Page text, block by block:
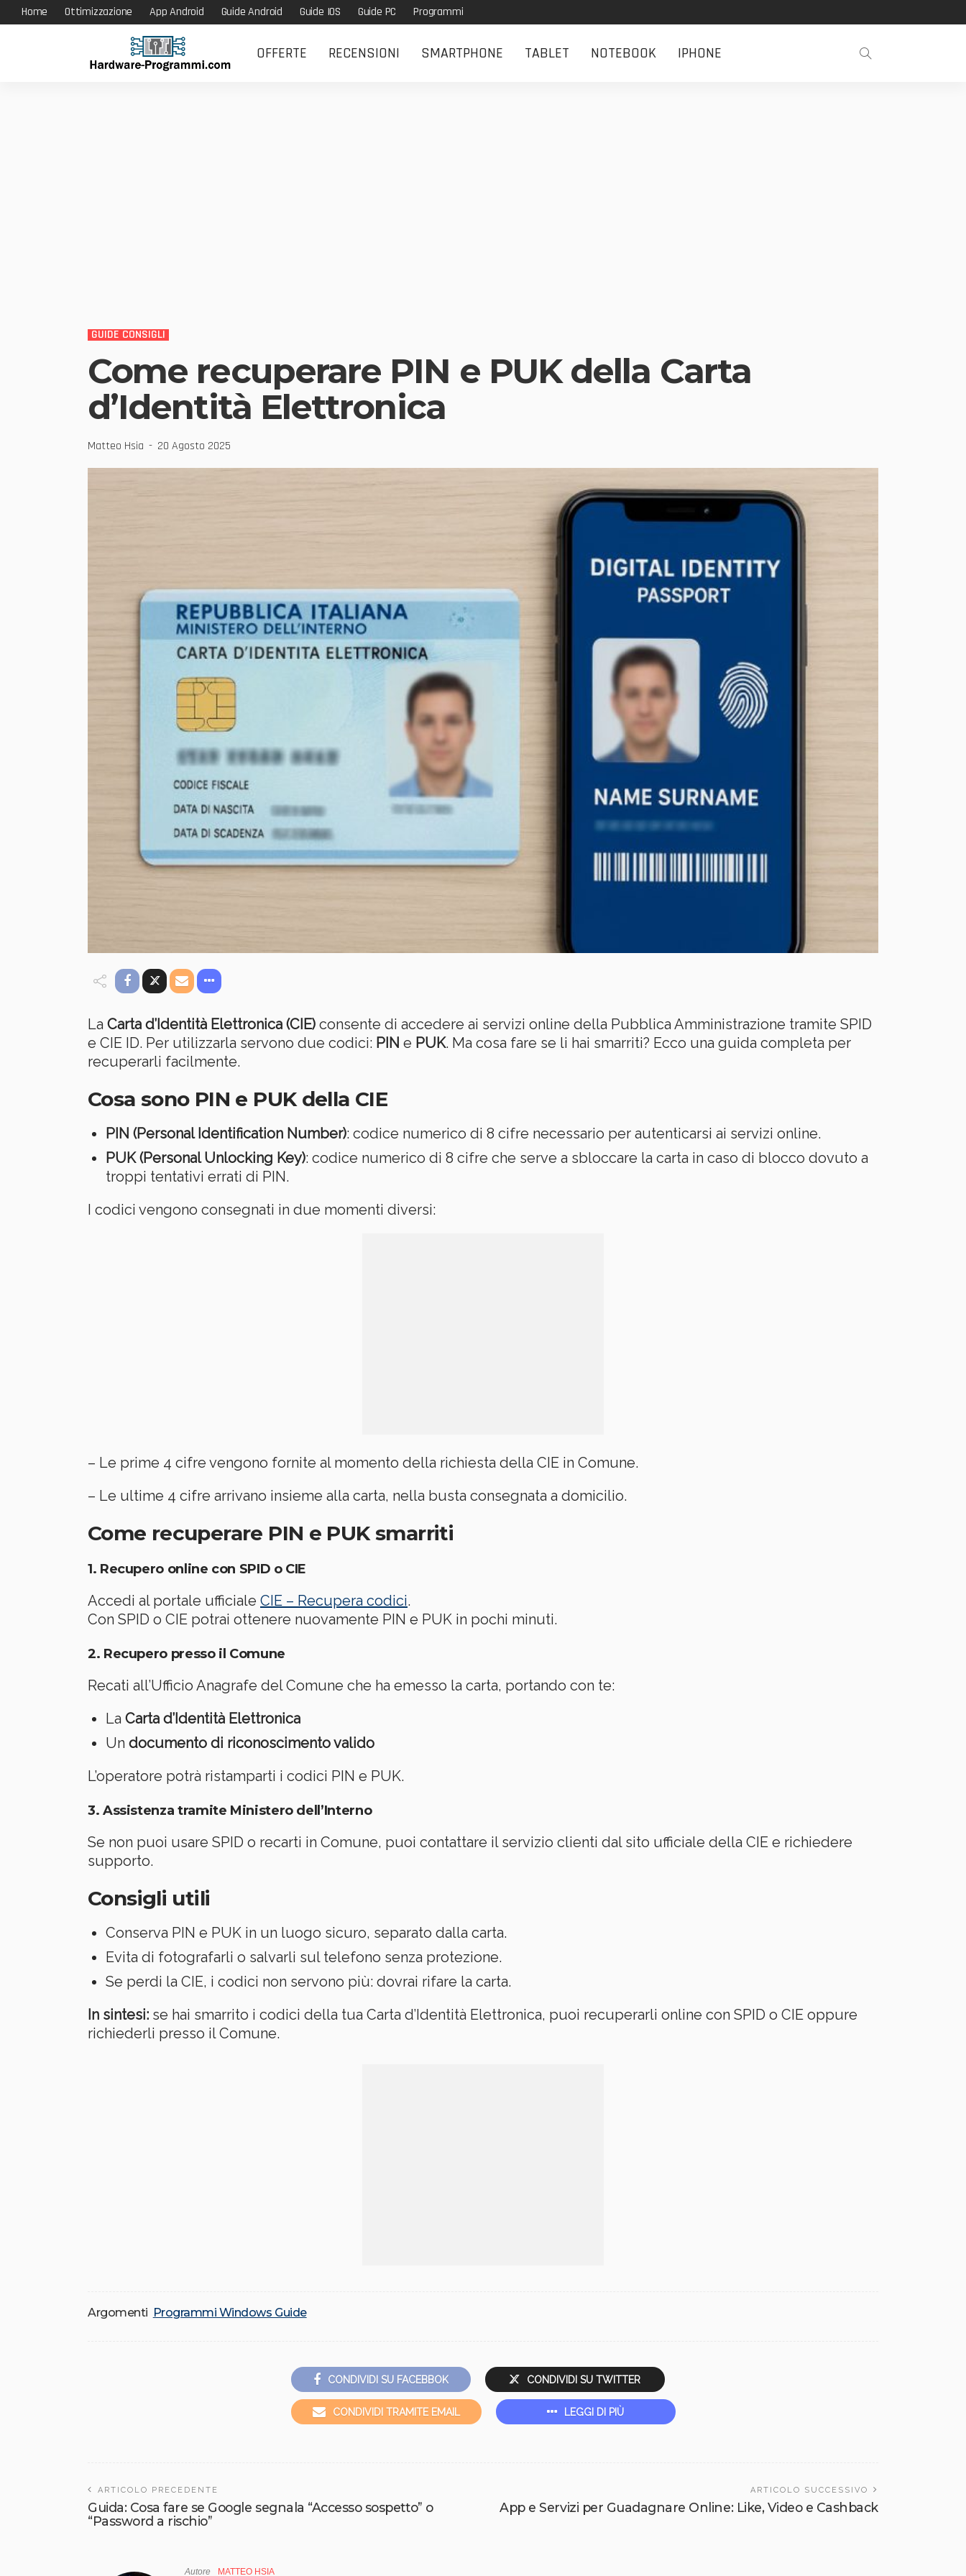
Home Ottimizzazione App Android Guide Android Guide IOS Guide PC Programmi
OFFERTE RECENSIONI SMARTPHONE TABLET NOTEBOOK IPHONE
GUIDE CONSIGLI
Come recuperare PIN e PUK della Carta
d’Identità Elettronica
Matteo Hsia 20 Agosto 2025
La Carta d’Identità Elettronica (CIE) consente di accedere ai servizi online della Pubblica Amministrazione tramite SPID
e CIE ID. Per utilizzarla servono due codici: PIN e PUK. Ma cosa fare se li hai smarriti? Ecco una guida completa per
recuperarli facilmente.
Cosa sono PIN e PUK della CIE
PIN (Personal Identification Number): codice numerico di 8 cifre necessario per autenticarsi ai servizi online.
PUK (Personal Unlocking Key): codice numerico di 8 cifre che serve a sbloccare la carta in caso di blocco dovuto a
troppi tentativi errati di PIN.
I codici vengono consegnati in due momenti diversi:
– Le prime 4 cifre vengono fornite al momento della richiesta della CIE in Comune.
– Le ultime 4 cifre arrivano insieme alla carta, nella busta consegnata a domicilio.
Come recuperare PIN e PUK smarriti
1. Recupero online con SPID o CIE
Accedi al portale ufficiale CIE – Recupera codici.
Con SPID o CIE potrai ottenere nuovamente PIN e PUK in pochi minuti.
2. Recupero presso il Comune
Recati all’Ufficio Anagrafe del Comune che ha emesso la carta, portando con te:
La Carta d’Identità Elettronica
Un documento di riconoscimento valido
L’operatore potrà ristamparti i codici PIN e PUK.
3. Assistenza tramite Ministero dell’Interno
Se non puoi usare SPID o recarti in Comune, puoi contattare il servizio clienti dal sito ufficiale della CIE e richiedere
supporto.
Consigli utili
Conserva PIN e PUK in un luogo sicuro, separato dalla carta.
Evita di fotografarli o salvarli sul telefono senza protezione.
Se perdi la CIE, i codici non servono più: dovrai rifare la carta.
In sintesi: se hai smarrito i codici della tua Carta d’Identità Elettronica, puoi recuperarli online con SPID o CIE oppure
richiederli presso il Comune.
Argomenti Programmi Windows Guide
CONDIVIDI SU FACEBBOK CONDIVIDI SU TWITTER
CONDIVIDI TRAMITE EMAIL LEGGI DI PIÙ
ARTICOLO PRECEDENTE
Guida: Cosa fare se Google segnala “Accesso sospetto” o
“Password a rischio”
ARTICOLO SUCCESSIVO
App e Servizi per Guadagnare Online: Like, Video e Cashback
Autore MATTEO HSIA